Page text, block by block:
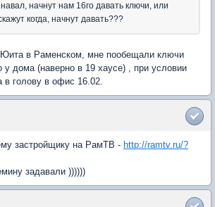
начнут нам 16го давать ключи, или
когда, начнут давать???
в Раменском, мне пообещали ключи
у дома (наверно в 19 хаусе) , при условии
в голову в офис 16.02.
застройщику на РамТВ - http://ramtv.ru/?
задавали ))))))